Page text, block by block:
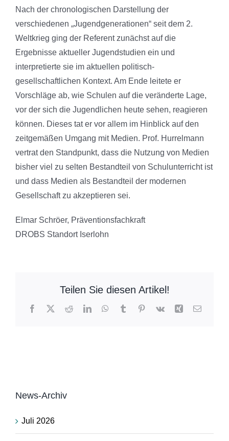
Nach der chronologischen Darstellung der
verschiedenen „Jugendgenerationen“ seit dem 2.
Weltkrieg ging der Referent zunächst auf die
Ergebnisse aktueller Jugendstudien ein und
interpretierte sie im aktuellen politisch-
gesellschaftlichen Kontext. Am Ende leitete er
Vorschläge ab, wie Schulen auf die veränderte Lage,
vor der sich die Jugendlichen heute sehen, reagieren
können. Dieses tat er vor allem im Hinblick auf den
zeitgemäßen Umgang mit Medien. Prof. Hurrelmann
vertrat den Standpunkt, dass die Nutzung von Medien
bisher viel zu selten Bestandteil von Schulunterricht ist
und dass Medien als Bestandteil der modernen
Gesellschaft zu akzeptieren sei.
Elmar Schröer, Präventionsfachkraft
DROBS Standort Iserlohn
Teilen Sie diesen Artikel!
Facebook
X RedditLinkedInWhatsApp
TumblrPinterest
Vk Xing E-
News-Archiv
Juli 2026